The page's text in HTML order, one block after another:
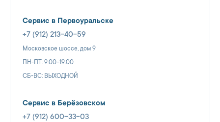
Сервис в Первоуральске
+7 (912) 213-40-59
Московское шоссе, дом 9
ПН-ПТ: 9.00-19.00
СБ-ВС: ВЫХОДНОЙ
Сервис в Берёзовском
+7 (912) 600-33-03